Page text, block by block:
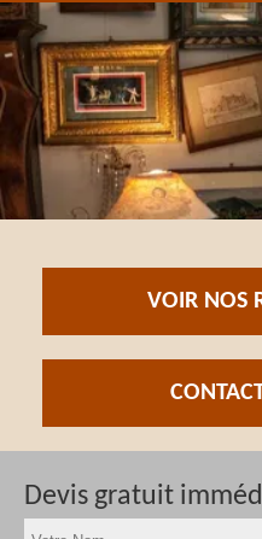
VOIR NOS
Devis gratuit